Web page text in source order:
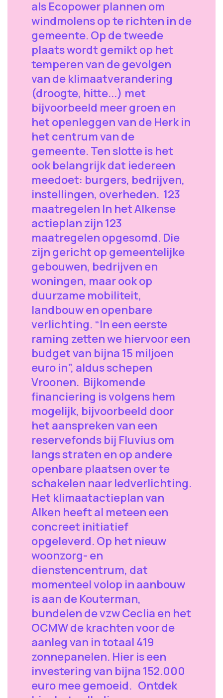
als Ecopower plannen om
windmolens op te richten in de
gemeente. Op de tweede
plaats wordt gemikt op het
temperen van de gevolgen
van de klimaatverandering
(droogte, hitte...) met
bijvoorbeeld meer groen en
het openleggen van de Herk in
het centrum van de
gemeente. Ten slotte is het
ook belangrijk dat iedereen
meedoet: burgers, bedrijven,
instellingen, overheden. 123
maatregelen In het Alkense
actieplan zijn 123
maatregelen opgesomd. Die
zijn gericht op gemeentelijke
gebouwen, bedrijven en
woningen, maar ook op
duurzame mobiliteit,
landbouw en openbare
verlichting. “In een eerste
raming zetten we hiervoor een
budget van bijna 15 miljoen
euro in”, aldus schepen
Vroonen. Bijkomende
financiering is volgens hem
mogelijk, bijvoorbeeld door
het aanspreken van een
reservefonds bij Fluvius om
langs straten en op andere
openbare plaatsen over te
schakelen naar ledverlichting.
Het klimaatactieplan van
Alken heeft al meteen een
concreet initiatief
opgeleverd. Op het nieuw
woonzorg- en
dienstencentrum, dat
momenteel volop in aanbouw
is aan de Kouterman,
bundelen de vzw Ceclia en het
OCMW de krachten voor de
aanleg van in totaal 419
zonnepanelen. Hier is een
investering van bijna 152.000
euro mee gemoeid. Ontdek